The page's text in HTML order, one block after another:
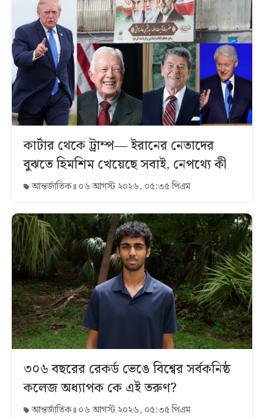
কার্টার থেকে ট্রাম্প— ইরানের নেতাদের
বুঝতে হিমশিম খেয়েছে সবাই, নেপথ্যে কী
আন্তর্জাতিক ০৬ আগস্ট ২০২৬, ০৫:৩৫ পিএম
৩০৬ বছরের রেকর্ড ভেঙে বিশ্বের সর্বকনিষ্ঠ
কলেজ অধ্যাপক কে এই তরুণ?
আন্তর্জাতিক ০৬ আগস্ট ২০২৬, ০৫:৩৫ পিএম